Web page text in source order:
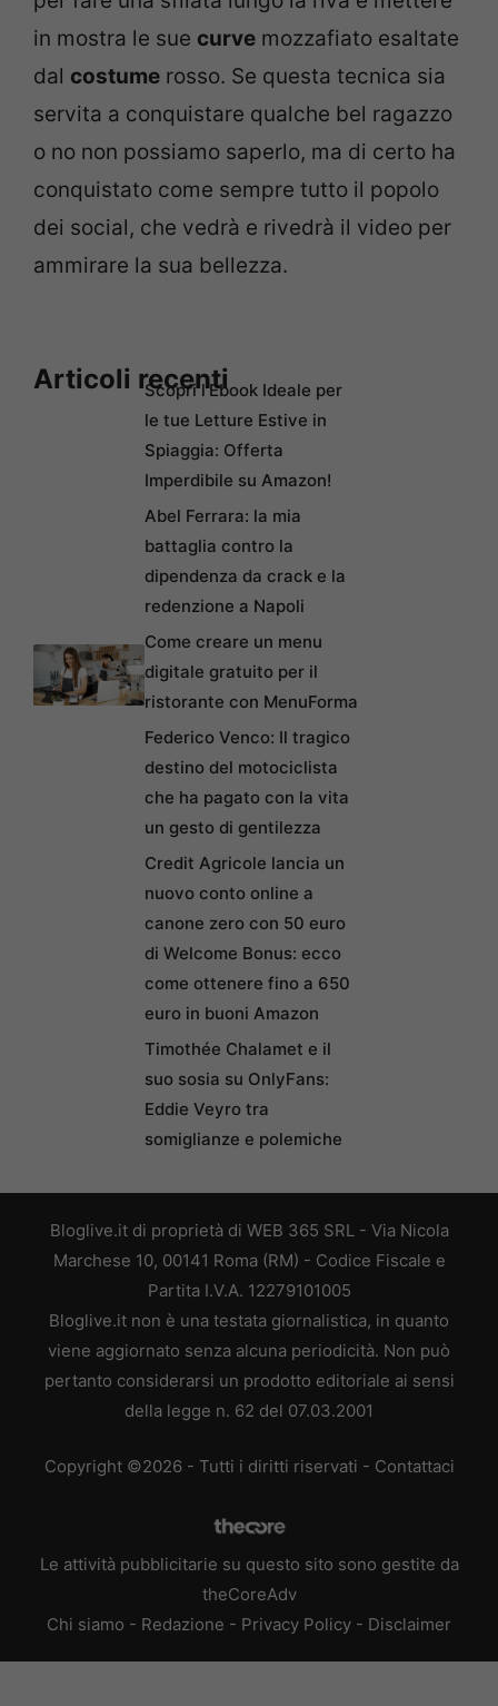
in mostra le sue curve mozzafiato esaltate
dal costume rosso. Se questa tecnica sia
servita a conquistare qualche bel ragazzo
o no non possiamo saperlo, ma di certo ha
conquistato come sempre tutto il popolo
dei social, che vedrà e rivedrà il video per
ammirare la sua bellezza.
Articoli recentiScopri l’Ebook Ideale per
le tue Letture Estive in
Spiaggia: Offerta
Imperdibile su Amazon!
Abel Ferrara: la mia
battaglia contro la
dipendenza da crack e la
redenzione a Napoli
Come creare un menu
digitale gratuito per il
ristorante con MenuForma
Federico Venco: Il tragico
destino del motociclista
che ha pagato con la vita
un gesto di gentilezza
Credit Agricole lancia un
nuovo conto online a
canone zero con 50 euro
di Welcome Bonus: ecco
come ottenere fino a 650
euro in buoni Amazon
Timothée Chalamet e il
suo sosia su OnlyFans:
Eddie Veyro tra
somiglianze e polemiche
Bloglive.it di proprietà di WEB 365 SRL - Via Nicola
Marchese 10, 00141 Roma (RM) - Codice Fiscale e
Partita I.V.A. 12279101005
Bloglive.it non è una testata giornalistica, in quanto
viene aggiornato senza alcuna periodicità. Non può
pertanto considerarsi un prodotto editoriale ai sensi
della legge n. 62 del 07.03.2001
Copyright ©2026 - Tutti i diritti riservati - Contattaci
Le attività pubblicitarie su questo sito sono gestite da
theCoreAdv
Chi siamo - Redazione - Privacy Policy - Disclaimer